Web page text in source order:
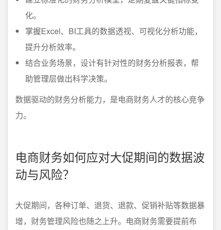
化。
掌握Excel、BI工具的数据透视、可视化分析功能，
提升分析效率。
结合业务场景，设计有针对性的财务分析报表，帮
助管理层做出科学决策。
数据驱动的财务分析能力，是电商财务人才的核心竞争
力。
电商财务如何应对大促期间的数据波
动与风险？
大促期间，各种订单、退货、退款、促销补贴等数据暴
增，财务管理风险也随之上升。电商财务需要提前布